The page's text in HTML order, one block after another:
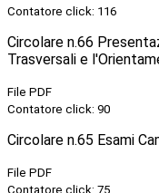
Contatore click: 116
Circolare n.66
Trasversali e
File PDF
Contatore click: 90
Circolare n.65 Esami
File PDF
Contatore click: 75